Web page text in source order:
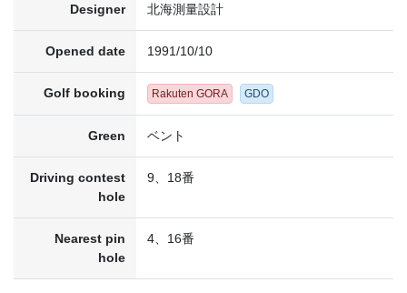
Designer 北海測量設計
Opened date 1991/10/10
Golf booking Rakuten GORA GDO
Green ベント
Driving contest
hole
9、18番
Nearest pin
hole
4、16番